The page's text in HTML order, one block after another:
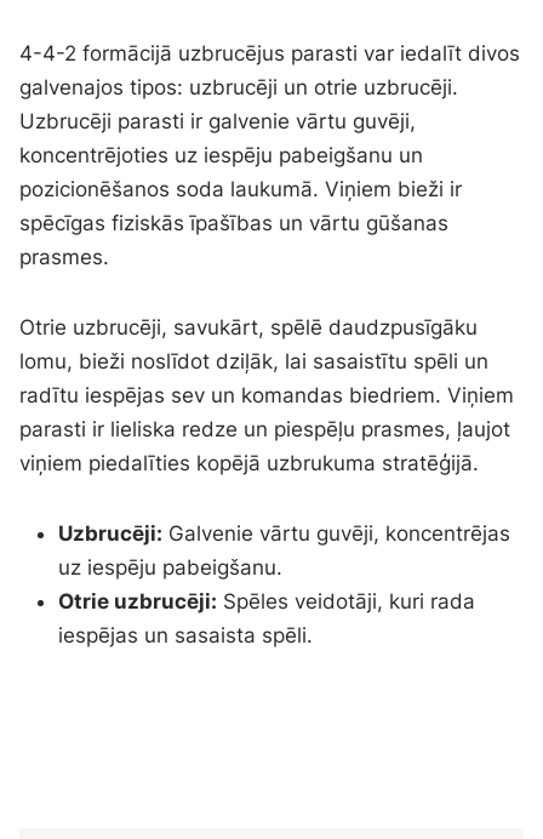
4-4-2 formācijā uzbrucējus parasti var iedalīt divos
galvenajos tipos: uzbrucēji un otrie uzbrucēji.
Uzbrucēji parasti ir galvenie vārtu guvēji,
koncentrējoties uz iespēju pabeigšanu un
pozicionēšanos soda laukumā. Viņiem bieži ir
spēcīgas fiziskās īpašības un vārtu gūšanas
prasmes.
Otrie uzbrucēji, savukārt, spēlē daudzpusīgāku
lomu, bieži noslīdot dziļāk, lai sasaistītu spēli un
radītu iespējas sev un komandas biedriem. Viņiem
parasti ir lieliska redze un piespēļu prasmes, ļaujot
viņiem piedalīties kopējā uzbrukuma stratēģijā.
Uzbrucēji: Galvenie vārtu guvēji, koncentrējas
uz iespēju pabeigšanu.
Otrie uzbrucēji: Spēles veidotāji, kuri rada
iespējas un sasaista spēli.